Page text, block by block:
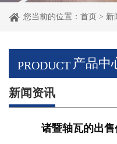
您当前的位置： 首页 > 新
PRODUCT 产品中
新闻资讯
诸暨轴瓦的出